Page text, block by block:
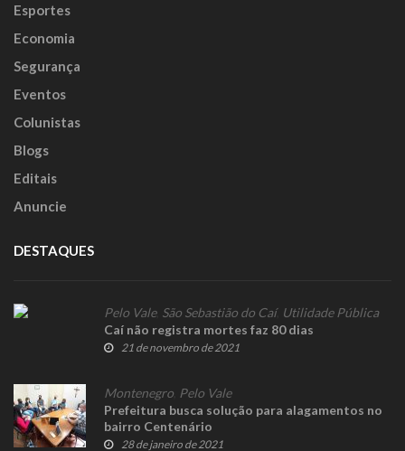
Esportes
Economia
Segurança
Eventos
Colunistas
Blogs
Editais
Anuncie
DESTAQUES
Pelo Vale, São Sebastião do Caí, Utilidade Pública
Caí não registra mortes faz 80 dias
21 de novembro de 2021
Montenegro Pelo Vale
Prefeitura busca solução para alagamentos no
bairro Centenário
28 de janeiro de 2021